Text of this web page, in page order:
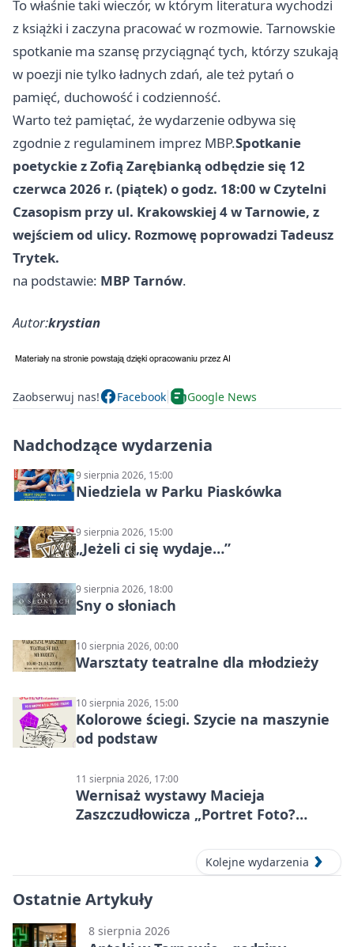
To właśnie taki wieczór, w którym literatura wychodzi
z książki i zaczyna pracować w rozmowie. Tarnowskie
spotkanie ma szansę przyciągnąć tych, którzy szukają
w poezji nie tylko ładnych zdań, ale też pytań o
pamięć, duchowość i codzienność.
Warto też pamiętać, że wydarzenie odbywa się
zgodnie z regulaminem imprez MBP.Spotkanie
poetyckie z Zofią Zarębianką odbędzie się 12
czerwca 2026 r. (piątek) o godz. 18:00 w Czytelni
Czasopism przy ul. Krakowskiej 4 w Tarnowie, z
wejściem od ulicy. Rozmowę poprowadzi Tadeusz
Trytek.
na podstawie: MBP Tarnów.
Autor:krystian
Zaobserwuj nas! Facebook Google News
Nadchodzące wydarzenia
9 sierpnia 2026, 15:00
Niedziela w Parku Piaskówka
9 sierpnia 2026, 15:00
„Jeżeli ci się wydaje…”
9 sierpnia 2026, 18:00
Sny o słoniach
10 sierpnia 2026, 00:00
Warsztaty teatralne dla młodzieży
10 sierpnia 2026, 15:00
Kolorowe ściegi. Szycie na maszynie
od podstaw
11 sierpnia 2026, 17:00
Wernisaż wystawy Macieja
Zaszczudłowicza „Portret Foto?
Kolejne wydarzenia
Ostatnie Artykuły
8 sierpnia 2026